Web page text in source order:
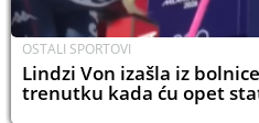
OSTALI SPORTOVI
Lindzi Von izašla iz
trenutku kada ću opet